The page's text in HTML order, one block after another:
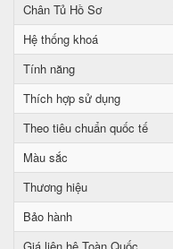
Chân Tủ Hồ Sơ
Hệ thống khoá
Tính năng
Thích hợp sử dụng
Theo tiêu chuẩn quốc tế
Màu sắc
Thương hiệu
Bảo hành